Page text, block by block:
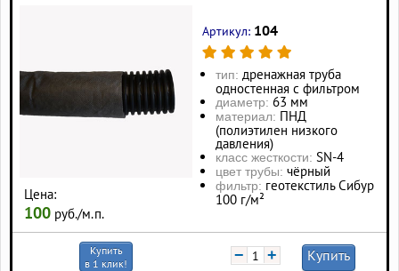
Цена:
100 руб./м.п.
Артикул: 104
тип: дренажная труба
одностенная с фильтром
диаметр: 63 мм
материал: ПНД
(полиэтилен низкого
давления)
класс жесткости: SN-4
цвет трубы: чёрный
фильтр: геотекстиль Сибур
100 г/м²
Купить
в 1 клик!
− + Купить